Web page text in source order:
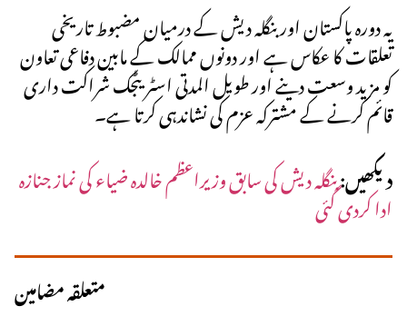
یہ دورہ پاکستان اور بنگلہ دیش کے درمیان مضبوط تاریخی
تعلقات کا عکاس ہے اور دونوں ممالک کے مابین دفاعی تعاون
کو مزید وسعت دینے اور طویل المدتی اسٹریٹجک شراکت داری
قائم کرنے کے مشترکہ عزم کی نشاندہی کرتا ہے۔
دیکھیں:بنگلہ دیش کی سابق وزیراعظم خالدہ ضیاء کی نماز جنازہ
ادا کردی گئی
متعلقہ مضامین